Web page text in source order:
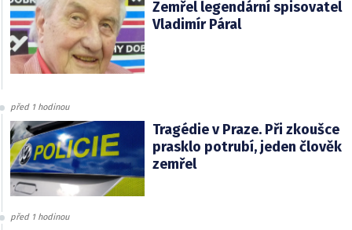
Zemřel legendární spisovatel
Vladimír Páral
před 1 hodinou
Tragédie v Praze. Při zkoušce
prasklo potrubí, jeden člověk
zemřel
před 1 hodinou